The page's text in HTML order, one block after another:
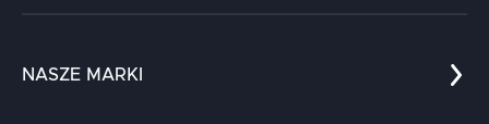
Kontakt
Chatboty
NASZE MARKI